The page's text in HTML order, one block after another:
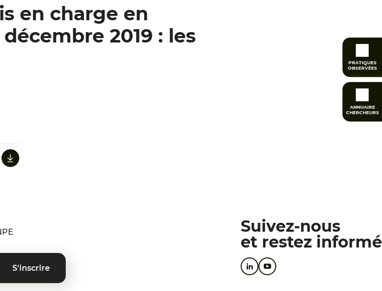
PRATIQUES
OBSERVÉES
ANNUAIRE
CHERCHEURS
en charge en
2019 : les
Suivez-nous
et restez informé